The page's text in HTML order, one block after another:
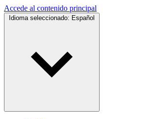
Accede al contenido principal
Idioma seleccionado: Español